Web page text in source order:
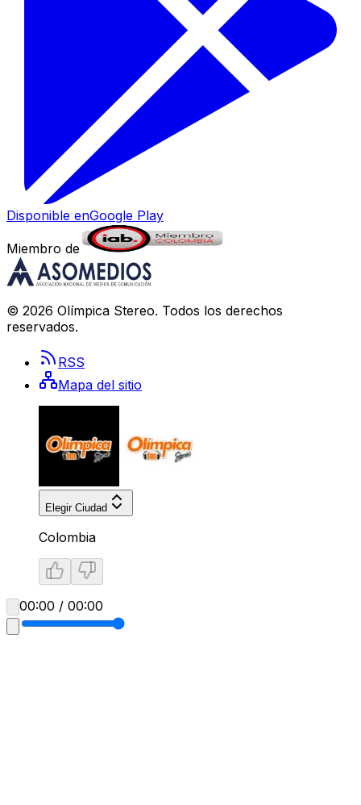
Disponible enGoogle Play
Miembro de
© 2026 Olímpica Stereo. Todos los derechos
reservados.
RSS
Mapa del sitio
Elegir Ciudad
Colombia
00:00 / 00:00